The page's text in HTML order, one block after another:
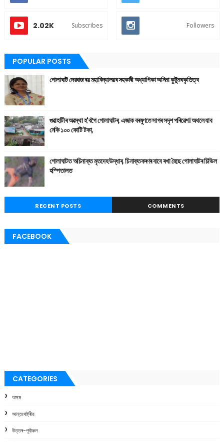
2.02K Subscribes Followers
POPULAR POSTS
গোলাঘাট দেৱৰাজ ৰয় মহাবিদ্যালয়ৰ সহকাৰী অধ্যাপিকা অনিমা কুটুমৰ কৃতিত্ব
গুৱাহাটীৰ অৱস্থা হ'বগৈ গোলাঘাটৰ, এজাক বৰষুণতে সাগৰ সদৃশ পৰিৱেশ। অথলে যাব
নেকি ১০০ কোটি টকা,
গোলাঘাটত অচিনাক্ত মৃতদেহ উদ্ধাৰ, চিনাক্তকৰণৰ বাবে ৰখা হৈছে গোলাঘাটৰ চিভিল
হস্পিতালত
RECENT POSTS COMMENTS
FACEBOOK
CATEGORIES
অসম
আন্তঃৰাষ্ট্ৰীয়
উত্তৰ-পূৰ্বাঞ্চল